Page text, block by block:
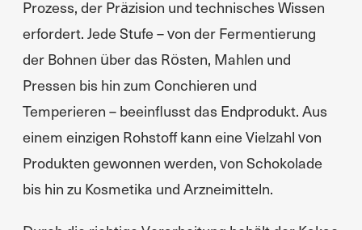
Prozess, der Präzision und technisches Wissen
erfordert. Jede Stufe – von der Fermentierung
der Bohnen über das Rösten, Mahlen und
Pressen bis hin zum Conchieren und
Temperieren – beeinflusst das Endprodukt. Aus
einem einzigen Rohstoff kann eine Vielzahl von
Produkten gewonnen werden, von Schokolade
bis hin zu Kosmetika und Arzneimitteln.